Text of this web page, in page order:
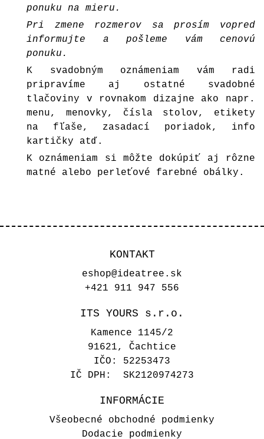
ponuku na mieru.
Pri zmene rozmerov sa prosím vopred
informujte a pošleme vám cenovú
ponuku.
K svadobným oznámeniam vám radi
pripravíme aj ostatné svadobné
tlačoviny v rovnakom dizajne ako napr.
menu, menovky, čísla stolov, etikety
na fľaše, zasadací poriadok, info
kartičky atď.
K oznámeniam si môžte dokúpiť aj rôzne
matné alebo perleťové farebné obálky .
KONTAKT
eshop@ideatree.sk
+421 911 947 556
ITS YOURS s.r.o.
Kamence 1145/2
91621, Čachtice
IČO: 52253473
IČ DPH: SK2120974273
INFORMÁCIE
Všeobecné obchodné podmienky
Dodacie podmienky